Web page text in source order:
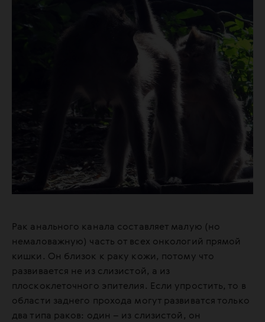
Рак анального канала составляет малую (но
немаловажную) часть от всех онкологий прямой
кишки. Он близок к раку кожи, потому что
развивается не из слизистой, а из
плоскоклеточного эпителия. Если упростить, то в
области заднего прохода могут развиватся только
два типа раков: один – из слизистой, он